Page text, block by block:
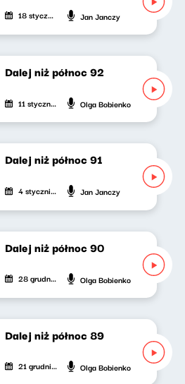
18 stycznia 2026 Jan Janczy
Dalej niż północ 92
11 stycznia 2026 Olga Bobienko
Dalej niż północ 91
4 stycznia 2026 Jan Janczy
Dalej niż północ 90
28 grudnia 2025 Olga Bobienko
Dalej niż północ 89
21 grudnia 2025 Olga Bobienko